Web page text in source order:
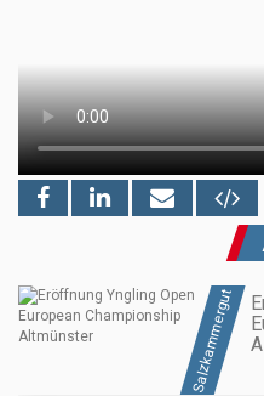
Salzkammergut